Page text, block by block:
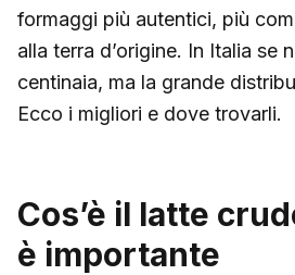
formaggi più autentici, più
alla terra d’origine. In Italia se
centinaia, ma la grande
Ecco i migliori e dove trovarli.
Cos’è il latte
è importante